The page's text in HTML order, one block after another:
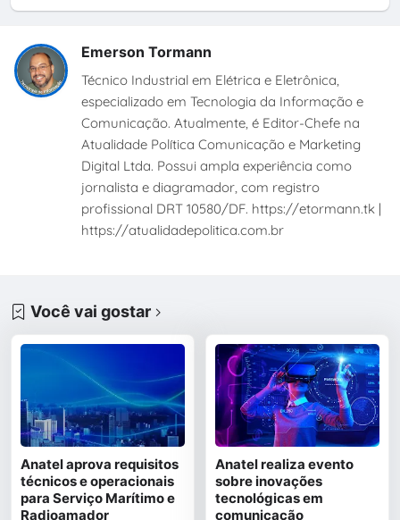
Emerson Tormann
Técnico Industrial em Elétrica e Eletrônica,
especializado em Tecnologia da Informação e
Comunicação. Atualmente, é Editor-Chefe na
Atualidade Política Comunicação e Marketing
Digital Ltda. Possui ampla experiência como
jornalista e diagramador, com registro
profissional DRT 10580/DF. https://etormann.tk |
https://atualidadepolitica.com.br
Você vai gostar
Anatel aprova requisitos
técnicos e operacionais
para Serviço Marítimo e
Radioamador
Anatel realiza evento
sobre inovações
tecnológicas em
comunicação